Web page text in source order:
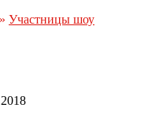
» Участницы шоу